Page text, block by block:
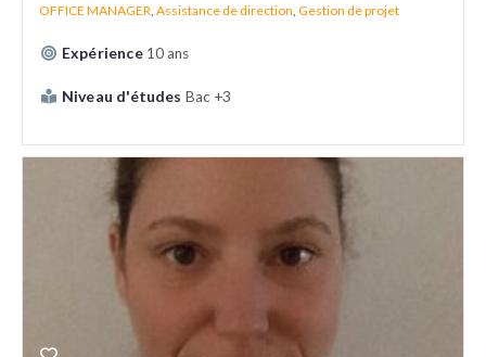
OFFICE MANAGER Assistance de direction Gestion de projet
Expérience 10 ans
Niveau d'études Bac +3